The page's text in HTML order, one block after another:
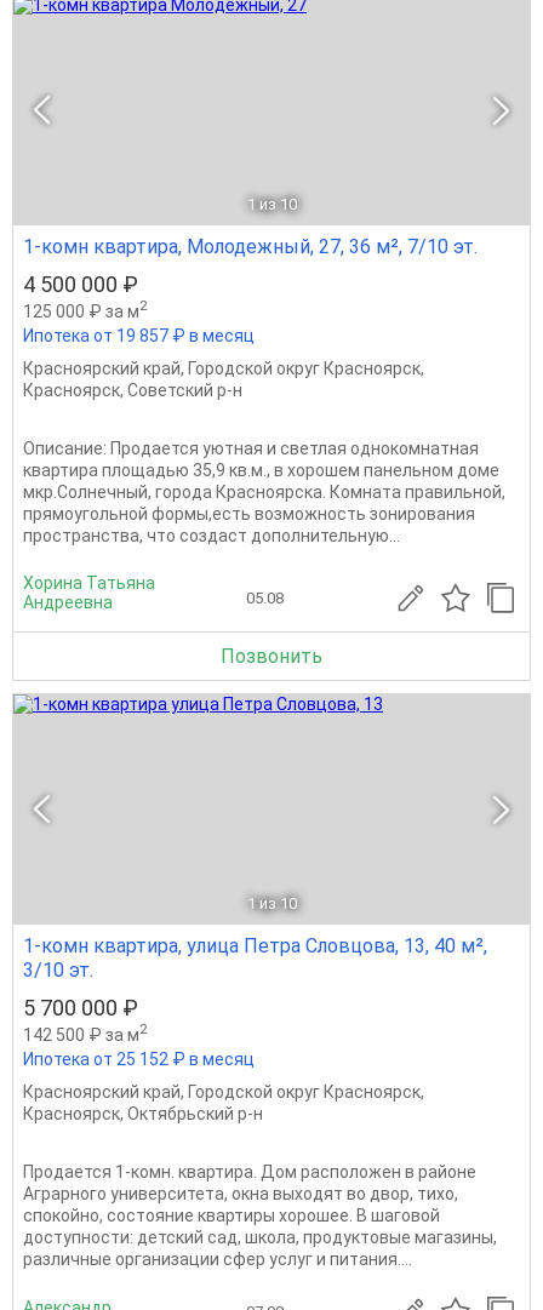
1 из 10
1-комн квартира, Молодежный, 27, 36 м², 7/10 эт.
4 500 000 ₽
125 000 ₽ за м2
Ипотека от 19 857 ₽ в месяц
Красноярский край, Городской округ Красноярск,
Красноярск, Советский р-н
Описание: Продается уютная и cвeтлая однокомнатная
квартира площадью 35,9 кв.м., в хорошем панельном доме
мкр.Солнечный, города Красноярска. Комната правильной,
прямоугольной формы,есть возможность зонирования
пространства, что создаст дополнительную...
Хорина Татьяна
Андреевна
05.08
Позвонить
1 из 10
1-комн квартира, улица Петра Словцова, 13, 40 м²,
3/10 эт.
5 700 000 ₽
142 500 ₽ за м2
Ипотека от 25 152 ₽ в месяц
Красноярский край, Городской округ Красноярск,
Красноярск, Октябрьский р-н
Продается 1-комн. квартира. Дом расположен в районе
Аграрного университета, окна выходят во двор, тихо,
спокойно, состояние квартиры хорошее. В шаговой
доступности: детский сад, школа, продуктовые магазины,
различные организации сфер услуг и питания....